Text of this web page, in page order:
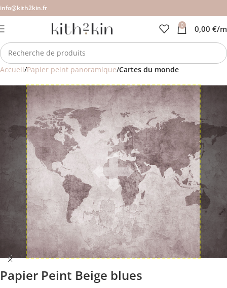
info@kith2kin.fr
0 0,00 €/
Accueil Papier peint panoramique Cartes du monde
Papier Peint Beige blues